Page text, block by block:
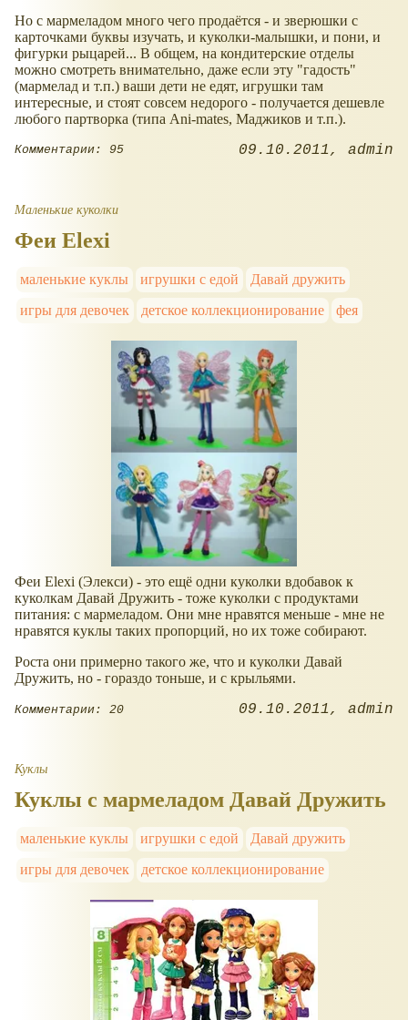
Но с мармеладом много чего продаётся - и зверюшки с
карточками буквы изучать, и куколки-малышки, и пони, и
фигурки рыцарей... В общем, на кондитерские отделы
можно смотреть внимательно, даже если эту "гадость"
(мармелад и т.п.) ваши дети не едят, игрушки там
интересные, и стоят совсем недорого - получается дешевле
любого партворка (типа Ani-mates, Маджиков и т.п.).
Комментарии: 95 09.10.2011 admin
Маленькие куколки
Феи Elexi
маленькие куклы игрушки с едой
Давай дружить
игры для девочек
детское коллекционирование фея
Феи Elexi (Элекси) - это ещё одни куколки вдобавок к
куколкам Давай Дружить - тоже куколки с продуктами
питания: с мармеладом. Они мне нравятся меньше - мне не
нравятся куклы таких пропорций, но их тоже собирают.
Роста они примерно такого же, что и куколки Давай
Дружить, но - гораздо тоньше, и с крыльями.
Комментарии: 20 09.10.2011 admin
Куклы
Куклы с мармеладом Давай Дружить
маленькие куклы игрушки с едой
Давай дружить
игры для девочек
детское коллекционирование